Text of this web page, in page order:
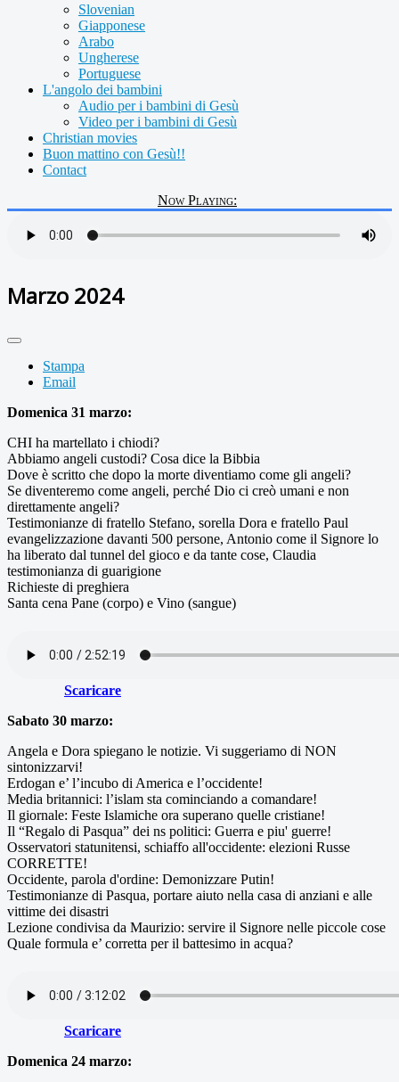
Slovenian
Giapponese
Arabo
Ungherese
Portuguese
L'angolo dei bambini
Audio per i bambini di Gesù
Video per i bambini di Gesù
Christian movies
Buon mattino con Gesù!!
Contact
Now Playing:
Marzo 2024
Stampa
Email
Domenica 31 marzo:
CHI ha martellato i chiodi?
Abbiamo angeli custodi? Cosa dice la Bibbia
Dove è scritto che dopo la morte diventiamo come gli angeli?
Se diventeremo come angeli, perché Dio ci creò umani e non
direttamente angeli?
Testimonianze di fratello Stefano, sorella Dora e fratello Paul
evangelizzazione davanti 500 persone, Antonio come il Signore lo
ha liberato dal tunnel del gioco e da tante cose, Claudia
testimonianza di guarigione
Richieste di preghiera
Santa cena Pane (corpo) e Vino (sangue)
Scaricare
Sabato 30 marzo:
Angela e Dora spiegano le notizie. Vi suggeriamo di NON
sintonizzarvi!
Erdogan e’ l’incubo di America e l’occidente!
Media britannici: l’islam sta cominciando a comandare!
Il giornale: Feste Islamiche ora superano quelle cristiane!
Il “Regalo di Pasqua” dei ns politici: Guerra e piu' guerre!
Osservatori statunitensi, schiaffo all'occidente: elezioni Russe
CORRETTE!
Occidente, parola d'ordine: Demonizzare Putin!
Testimonianze di Pasqua, portare aiuto nella casa di anziani e alle
vittime dei disastri
Lezione condivisa da Maurizio: servire il Signore nelle piccole cose
Quale formula e’ corretta per il battesimo in acqua?
Scaricare
Domenica 24 marzo: